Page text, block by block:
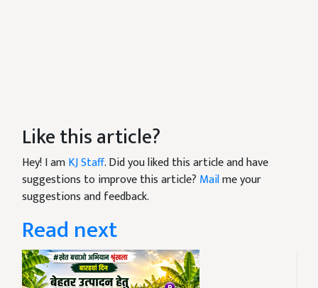
Like this article?
Hey! I amKJ Staff. Did you liked this article and have
suggestions to improve this article? Mailme your
suggestions and feedback.
Read next